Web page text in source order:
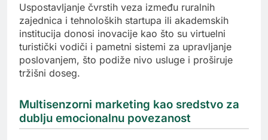
Uspostavljanje čvrstih veza između ruralnih
zajednica i tehnoloških startupa ili akademskih
institucija donosi inovacije kao što su virtuelni
turistički vodiči i pametni sistemi za upravljanje
poslovanjem, što podiže nivo usluge i proširuje
tržišni doseg.
Multisenzorni marketing kao sredstvo za
dublju emocionalnu povezanost